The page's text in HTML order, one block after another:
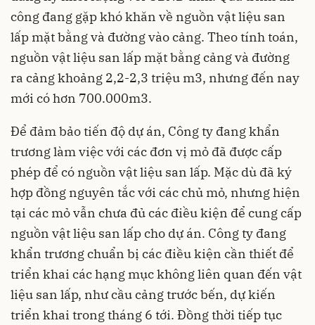
công đang gặp khó khăn về nguồn vật liệu san
lấp mặt bằng và đường vào cảng. Theo tính toán,
nguồn vật liệu san lấp mặt bằng cảng và đường
ra cảng khoảng 2,2-2,3 triệu m3, nhưng đến nay
mới có hơn 700.000m3.
Để đảm bảo tiến độ dự án, Công ty đang khẩn
trương làm việc với các đơn vị mỏ đã được cấp
phép để có nguồn vật liệu san lấp. Mặc dù đã ký
hợp đồng nguyên tắc với các chủ mỏ, nhưng hiện
tại các mỏ vẫn chưa đủ các điều kiện để cung cấp
nguồn vật liệu san lấp cho dự án. Công ty đang
khẩn trương chuẩn bị các điều kiện cần thiết để
triển khai các hạng mục không liên quan đến vật
liệu san lấp, như cầu cảng trước bến, dự kiến
triển khai trong tháng 6 tới. Đồng thời tiếp tục